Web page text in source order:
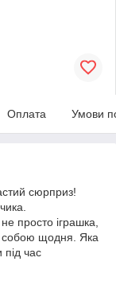
Оплата Умови
сюрприз!
просто іграшка,
собою щодня. Яка
під час